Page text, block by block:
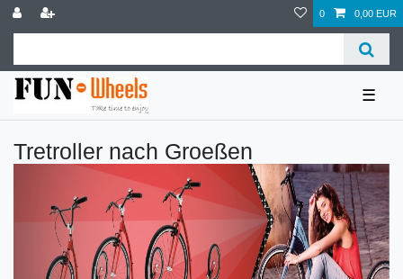
0 0,00 EUR
☰
Tretroller nach Groeßen